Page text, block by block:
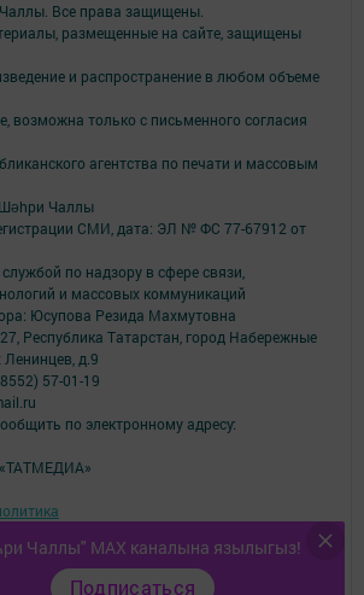
Чаллы" MAX каналына язылыгыз!
Подписаться
Все права защищены.
размещенные на сайте, защищены
и распространение в любом объеме
возможна только с письменного согласия
агентства по печати и массовым
Чаллы
СМИ, дата: ЭЛ № ФС 77-67912 от
по надзору в сфере связи,
и массовых коммуникаций
Юсупова Резида Махмутовна
Республика Татарстан, город Набережные
д.9
57-01-19
по электронному адресу:
«cookie»
для персонализации сервисов и
сайтом.
можно отменить в настройках браузера.